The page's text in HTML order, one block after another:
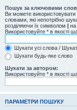
Пошук за ключовими
Ви можете використовувати
словами, які непотрібно
розділяючи їх символом | на
Використовуйте * в якості
Шукати усі слова /
Шукати будь-яке слово
Шукати за автором:
Використовуйте * в якості
ПАРАМЕТРИ ПОШУКУ